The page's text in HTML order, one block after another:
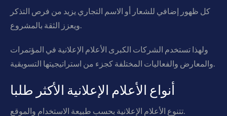
كل ظهور إضافي للشعار أو الاسم التجاري يزيد من فرص التذكر
ويعزز الثقة بالمشروع.
ولهذا تستخدم الشركات الكبرى الأعلام الإعلانية في المؤتمرات
والمعارض والفعاليات المختلفة كجزء من استراتيجيتها التسويقية.
أنواع الأعلام الإعلانية الأكثر طلبا
تتنوع الأعلام الإعلانية بحسب طبيعة الاستخدام والموقع.